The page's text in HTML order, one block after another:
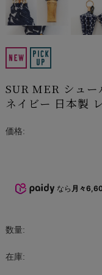
SUR MER シュー
ネイビー 日本製
価格:
なら 月々
数量:
在庫: